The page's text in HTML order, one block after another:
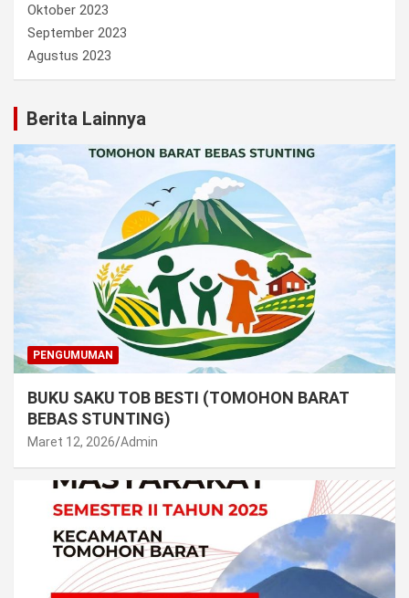
Oktober 2023
September 2023
Agustus 2023
Berita Lainnya
PENGUMUMAN
BUKU SAKU TOB BESTI (TOMOHON BARAT
BEBAS STUNTING)
Maret 12, 2026 Admin